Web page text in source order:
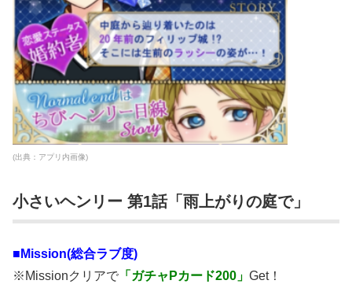
(出典：アプリ内画像)
小さいヘンリー 第1話「雨上がりの庭で」
■Mission(総合ラブ度)
※Missionクリアで 「ガチャPカード200」 Get！